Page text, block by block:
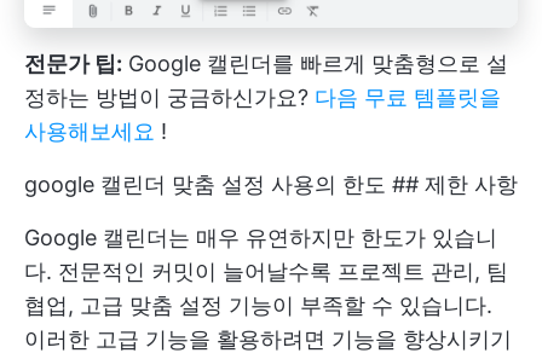
전문가 팁: Google 캘린더를 빠르게 맞춤형으로 설
정하는 방법이 궁금하신가요? 다음 무료 템플릿을
사용해보세요 !
google 캘린더 맞춤 설정 사용의 한도 ## 제한 사항
Google 캘린더는 매우 유연하지만 한도가 있습니
다. 전문적인 커밋이 늘어날수록 프로젝트 관리, 팀
협업, 고급 맞춤 설정 기능이 부족할 수 있습니다.
이러한 고급 기능을 활용하려면 기능을 향상시키기